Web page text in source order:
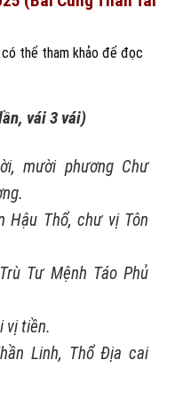
có thể tham khảo để đọc
vái 3 vái)
mười phương Chư
Hậu Thổ, chư vị Tôn
Tư Mệnh Táo Phủ
vị tiền.
Linh, Thổ Địa cai